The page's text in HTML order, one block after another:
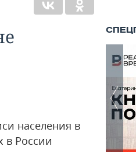
населения в
в России